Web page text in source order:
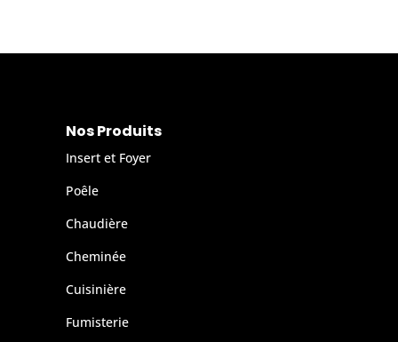
Nos Produits
Insert et Foyer
Poêle
Chaudière
Cheminée
Cuisinière
Fumisterie